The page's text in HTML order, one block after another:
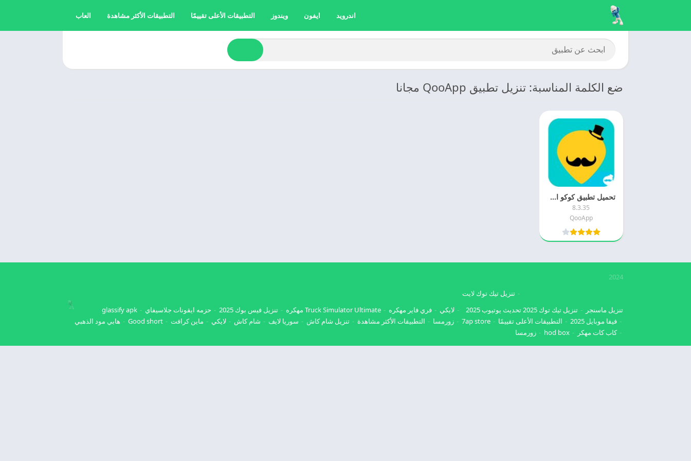
اندرويد ايفون ويندوز التطبيقات الأعلى تقييمًا التطبيقات الأكثر مشاهدة العاب
ضع الكلمة المناسبة: تنزيل تطبيق QooApp مجانا
تحميل تطبيق كوكو اب 2025 QooApp اخر اصدار مجانا
8.3.35
QooApp
2024
تنزيل ماسنجر تنزيل تيك توك 2025
تنزيل تيك توك لايت
تحديث يوتيوب 2025
لايكي فري فاير مهكره Truck Simulator Ultimate مهكره تنزيل فيس بوك 2025 حزمه ايقونات جلاسيفاي
glassify apk
فيفا موبايل 2025
التطبيقات الأعلى تقييمًا 7ap store زورمسا التطبيقات الأكثر مشاهدة تنزيل شام كاش سوريا لايف شام كاش لايكي ماين كرافت Good short
هابي مود الذهبي
كاب كات مهكر
hod box زورمسا